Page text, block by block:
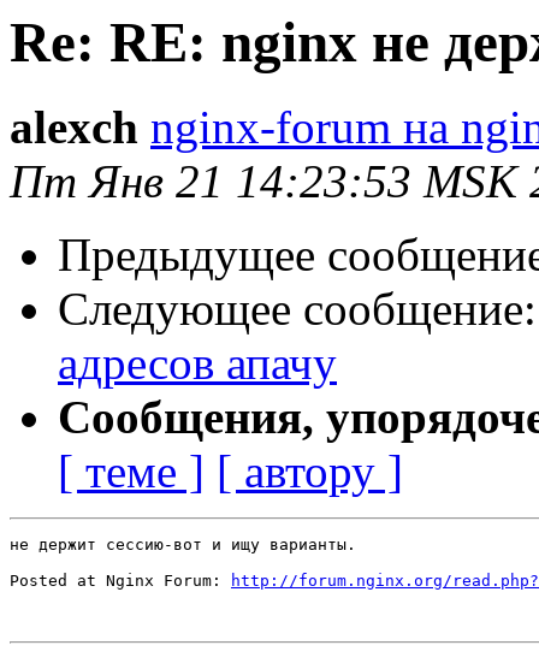
Re: RE: nginx не
alexch nginx-forum на
Пт Янв 21 14:23:53 MSK
Предыдущее
Следующее
адресов апачу
Сообщения,
[ теме ] [ автору ]
не держит сессию-вот и ищу варианты.
Posted at Nginx Forum:
http://forum.nginx.org/